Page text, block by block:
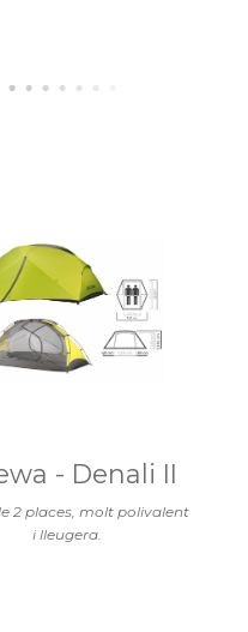
2 places, molt polivalent
i lleugera.
- Denali II